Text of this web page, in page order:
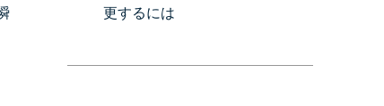
更するには